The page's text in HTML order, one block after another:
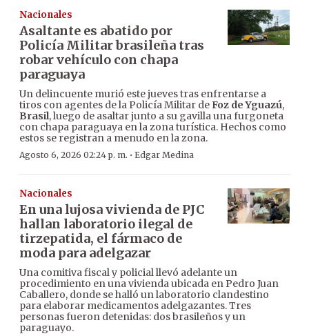
Nacionales
Asaltante es abatido por
Policía Militar brasileña tras
robar vehículo con chapa
paraguaya
Un delincuente murió este jueves tras enfrentarse a
tiros con agentes de la Policía Militar deFoz de Yguazú,
Brasil, luego de asaltar junto a su gavilla una furgoneta
con chapa paraguaya en la zona turística. Hechos como
estos se registran a menudo en la zona.
Agosto 6, 2026 02:24 p. m. · Edgar Medina
Nacionales
En una lujosa vivienda de PJC
hallan laboratorio ilegal de
tirzepatida, el fármaco de
moda para adelgazar
Una comitiva fiscal y policial llevó adelante un
procedimiento en una vivienda ubicada en Pedro Juan
Caballero, donde se halló un laboratorio clandestino
para elaborar medicamentos adelgazantes. Tres
personas fueron detenidas: dos brasileños y un
paraguayo.